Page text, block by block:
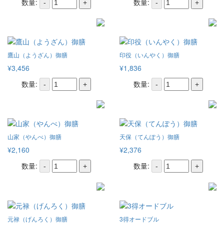
- + - +
鷹山（ようざん）御膳
¥3,456
数量:
- +
印役（いんやく）御膳
¥1,836
数量:
- +
山家（やんべ）御膳
¥2,160
数量:
- +
天保（てんぽう）御膳
¥2,376
数量:
- +
元禄（げんろく）御膳 3得オードブル